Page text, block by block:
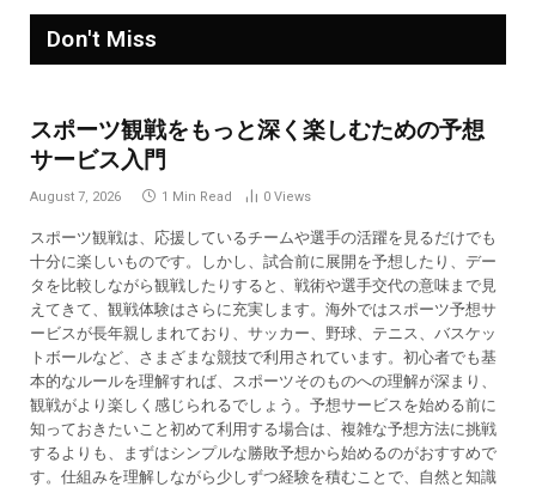
Don't Miss
スポーツ観戦をもっと深く楽しむための予想
サービス入門
August 7, 2026 1 Min Read 0 Views
スポーツ観戦は、応援しているチームや選手の活躍を見るだけでも
十分に楽しいものです。しかし、試合前に展開を予想したり、デー
タを比較しながら観戦したりすると、戦術や選手交代の意味まで見
えてきて、観戦体験はさらに充実します。海外ではスポーツ予想サ
ービスが長年親しまれており、サッカー、野球、テニス、バスケッ
トボールなど、さまざまな競技で利用されています。初心者でも基
本的なルールを理解すれば、スポーツそのものへの理解が深まり、
観戦がより楽しく感じられるでしょう。予想サービスを始める前に
知っておきたいこと初めて利用する場合は、複雑な予想方法に挑戦
するよりも、まずはシンプルな勝敗予想から始めるのがおすすめで
す。仕組みを理解しながら少しずつ経験を積むことで、自然と知識